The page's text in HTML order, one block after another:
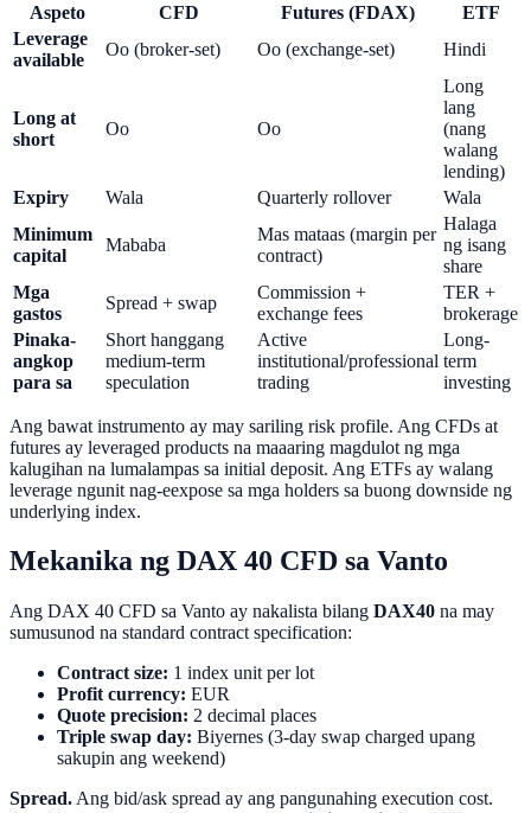
Aspeto CFD Futures (FDAX)
ETF
Leverage
available
Oo (broker-set) Oo (exchange-set) Hindi
Long at
short
Oo Oo
Long
lang
(nang
walang
lending)
Expiry
Wala Quarterly rollover
Wala
Minimum
capital
Mababa
Mas mataas (margin per
contract)
Halaga
ng isang
share
Mga
gastos
Spread + swap
Commission +
exchange fees
TER +
brokerage
Pinaka-
angkop
para sa
Short hanggang
medium-term
speculation
Active
institutional/professional
trading
Long-
term
investing
Ang bawat instrumento ay may sariling risk profile. Ang CFDs at
futures ay leveraged products na maaaring magdulot ng mga
kalugihan na lumalampas sa initial deposit. Ang ETFs ay walang
leverage ngunit nag-eexpose sa mga holders sa buong downside ng
underlying index.
Mekanika ng DAX 40 CFD sa Vanto
Ang DAX 40 CFD sa Vanto ay nakalista bilang DAX40 na may
sumusunod na standard contract specification:
Contract size: 1 index unit per lot
Profit currency: EUR
Quote precision: 2 decimal places
Triple swap day: Biyernes (3-day swap charged upang
sakupin ang weekend)
Spread. Ang bid/ask spread ay ang pangunahing execution cost.